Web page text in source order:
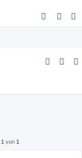
u
e
1 von 1